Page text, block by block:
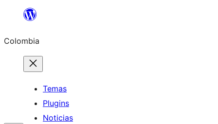
Saltar
contenido
Colombia
Temas
Plugins
Noticias